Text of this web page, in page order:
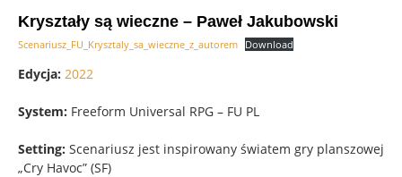
Kryształy są wieczne – Paweł Jakubowski
Scenariusz_FU_Krysztaly_sa_wieczne_z_autorem Download
Edycja: 2022
System: Freeform Universal RPG – FU PL
Setting: Scenariusz jest inspirowany światem gry planszowej
„Cry Havoc” (SF)